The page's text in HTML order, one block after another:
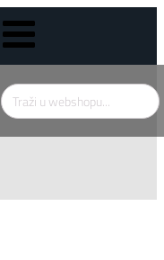
Products
search